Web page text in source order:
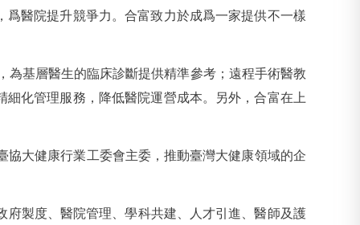
醫院提升競爭力。合富致力於成爲一家提供不一樣
為基層醫生的臨床診斷提供精準參考；遠程手術醫教
化管理服務，降低醫院運營成本。另外，合富在上
大健康行業工委會主委，推動臺灣大健康領域的企
製度、醫院管理、學科共建、人才引進、醫師及護